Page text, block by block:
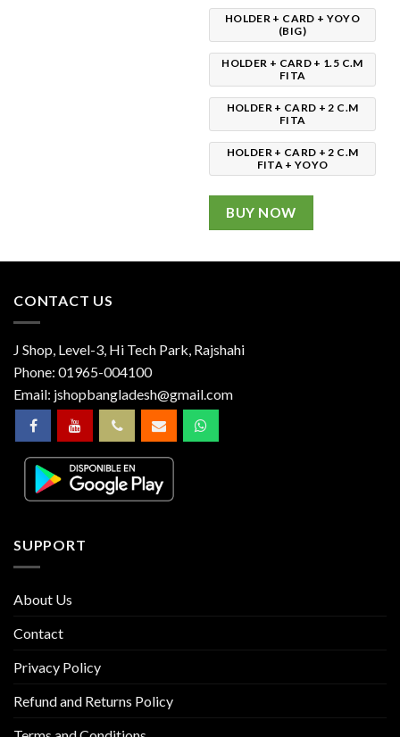
HOLDER + CARD + YOYO
(BIG)
HOLDER + CARD + 1.5 C.M
FITA
HOLDER + CARD + 2 C.M
FITA
HOLDER + CARD + 2 C.M
FITA + YOYO
BUY NOW
CONTACT US
J Shop, Level-3, Hi Tech Park, Rajshahi
Phone: 01965-004100
Email: jshopbangladesh@gmail.com
SUPPORT
About Us
Contact
Privacy Policy
Refund and Returns Policy